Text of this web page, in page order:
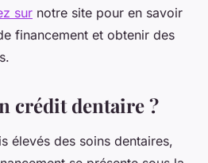
sur notre site pour en savoir
financement et obtenir des
crédit dentaire ?
élevés des soins dentaires,